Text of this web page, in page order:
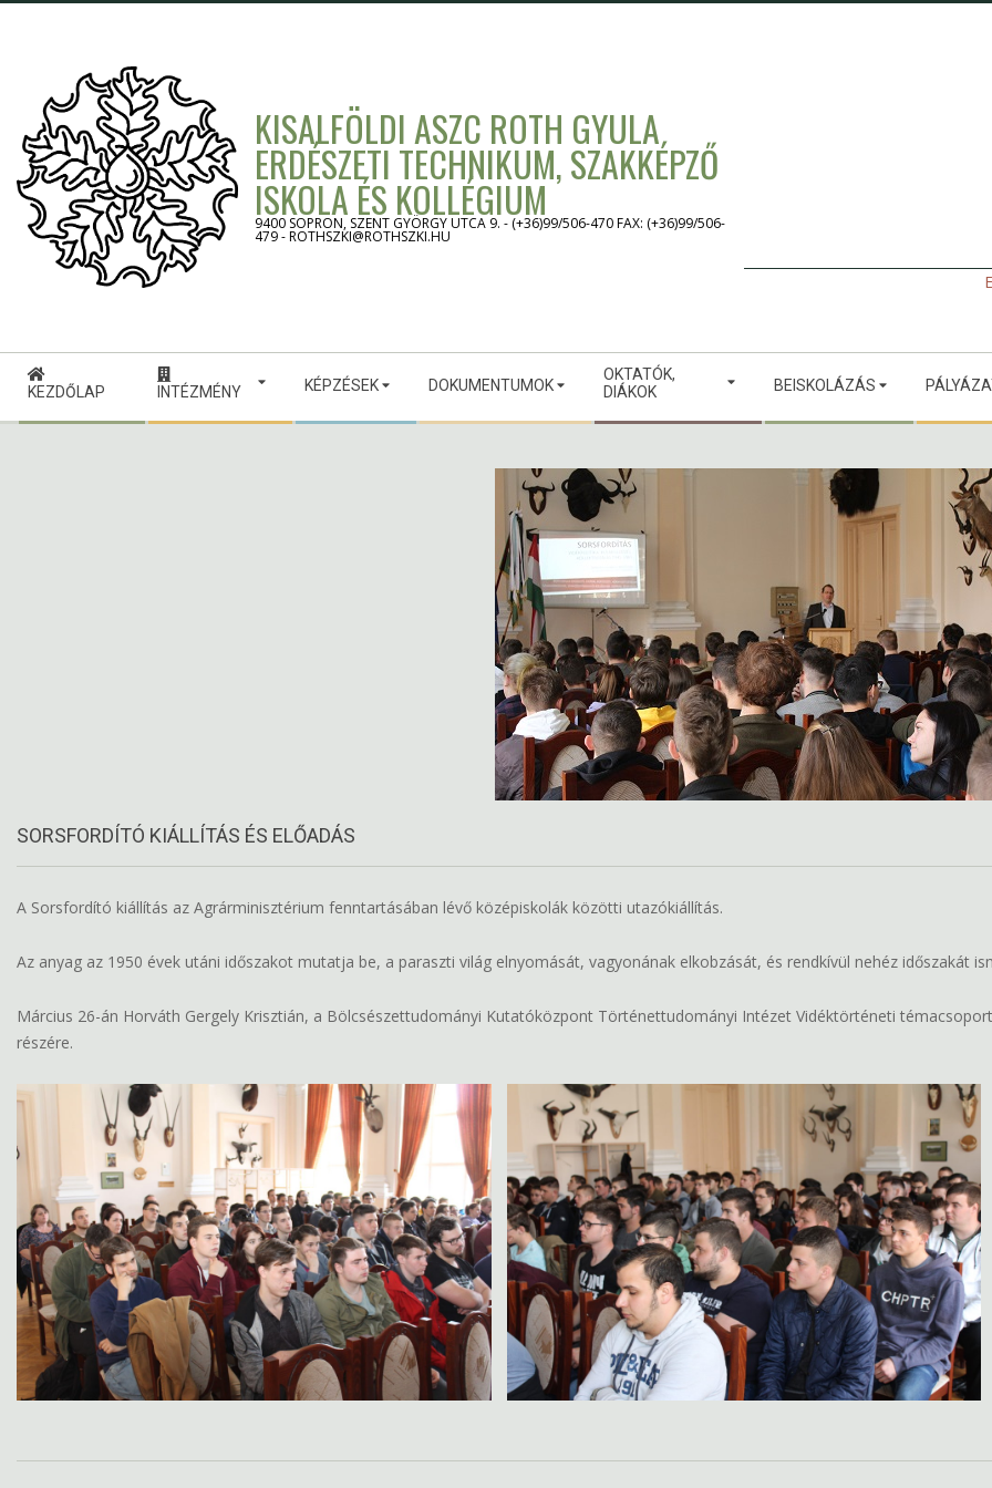
KISALFÖLDI ASZC ROTH GYULA
ERDÉSZETI TECHNIKUM, SZAKKÉPZŐ
ISKOLA ÉS KOLLÉGIUM
9400 SOPRON, SZENT GYÖRGY UTCA 9. - (+36)99/506-470 FAX: (+36)99/506-
479 - ROTHSZKI@ROTHSZKI.HU
Secondary
Navigation
Menu
KEZDŐLAP INTÉZMÉNY KÉPZÉSEK DOKUMENTUMOK
OKTATÓK,
DIÁKOK
BEISKOLÁZÁS
SORSFORDÍTÓ KIÁLLÍTÁS ÉS ELŐADÁS
A Sorsfordító kiállítás az Agrárminisztérium fenntartásában lévő középiskolák közötti utazókiállítás.
Az anyag az 1950 évek utáni időszakot mutatja be, a paraszti világ elnyomását, vagyonának elkobzását, és rendkívül nehéz időszakát
Március 26-án Horváth Gergely Krisztián, a Bölcsészettudományi Kutatóközpont Történettudományi Intézet Vidéktörténeti
részére.